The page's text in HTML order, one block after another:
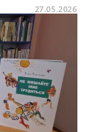
27.05.2026